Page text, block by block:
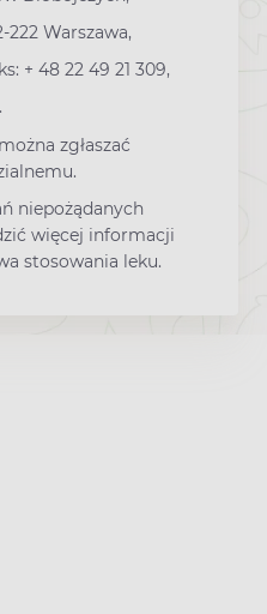
222 Warszawa,
+ 48 22 49 21 309,
zgłaszać
niepożądanych
więcej informacji
stosowania leku.